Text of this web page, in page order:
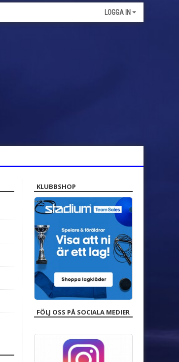
LOGGA IN
KLUBBSHOP
FÖLJ OSS PÅ SOCIALA MEDIER